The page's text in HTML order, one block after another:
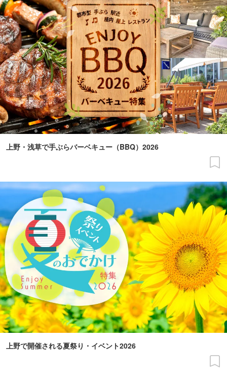
上野・浅草で手ぶらバーベキュー（BBQ）2026
上野で開催される夏祭り・イベント2026